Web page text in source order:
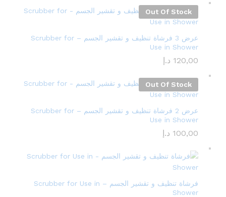
Out Of Stock
عرض 3 فرشاة تنظيف و تقشير الجسم – Scrubber for
Use in Shower
120,00 د.إ
Out Of Stock
عرض 2 فرشاة تنظيف و تقشير الجسم – Scrubber for
Use in Shower
100,00 د.إ
فرشاة تنظيف و تقشير الجسم – Scrubber for Use in
Shower